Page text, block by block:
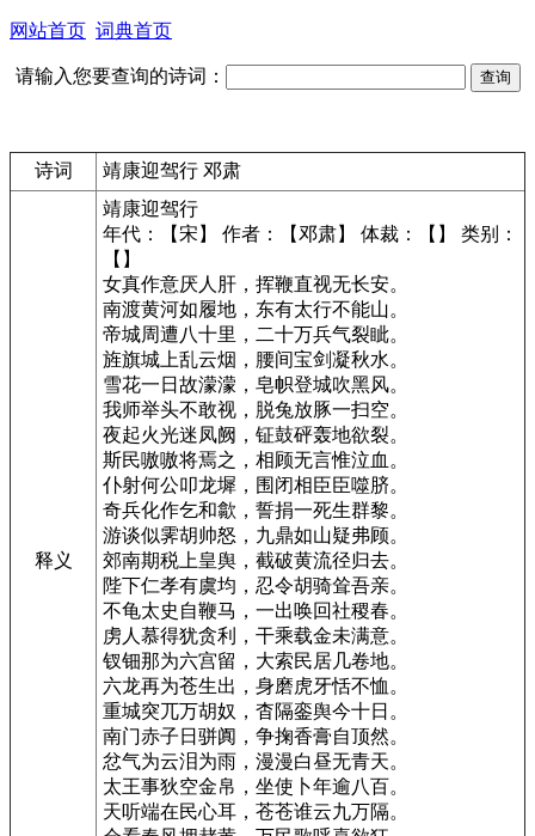
网站首页 词典首页
请输入您要查询的诗词：
诗词 靖康迎驾行 邓肃
释义
靖康迎驾行
年代：【宋】 作者：【邓肃】 体裁：【】 类别：
【】
女真作意厌人肝，挥鞭直视无长安。
南渡黄河如履地，东有太行不能山。
帝城周遭八十里，二十万兵气裂眦。
旌旗城上乱云烟，腰间宝剑凝秋水。
雪花一日故濛濛，皂帜登城吹黑风。
我师举头不敢视，脱兔放豚一扫空。
夜起火光迷凤阙，钲鼓砰轰地欲裂。
斯民嗷嗷将焉之，相顾无言惟泣血。
仆射何公叩龙墀，围闭相臣臣噬脐。
奇兵化作乞和歙，誓捐一死生群黎。
游谈似霁胡帅怒，九鼎如山疑弗顾。
郊南期税上皇舆，截破黄流径归去。
陛下仁孝有虞均，忍令胡骑耸吾亲。
不龟太史自鞭马，一出唤回社稷春。
虏人慕得犹贪利，干乘载金未满意。
钗钿那为六宫留，大索民居几卷地。
六龙再为苍生出，身磨虎牙恬不恤。
重城突兀万胡奴，杳隔銮舆今十日。
南门赤子日骈阗，争掬香膏自顶然。
忿气为云泪为雨，漫漫白昼无青天。
太王事狄空金帛，坐使卜年逾八百。
天听端在民心耳，苍苍谁云九万隔。